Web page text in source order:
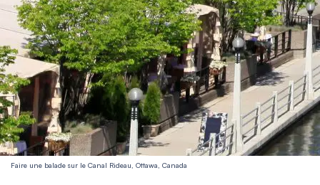
Faire une balade sur le Canal Rideau, Ottawa, Canada